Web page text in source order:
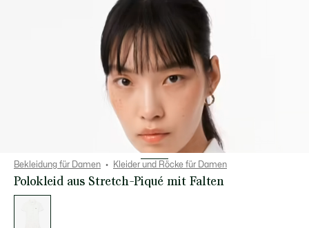
Bekleidung für Damen Kleider und Röcke für Damen
Polokleid aus Stretch-Piqué mit Falten